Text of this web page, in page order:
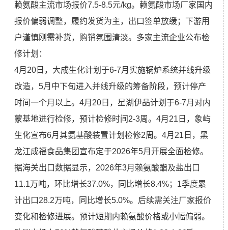
赖氨酸主流市场报价7.5-8.5元/kg。赖氨酸市场厂家国内
报价偏弱调整，履约发货为主，出口签单放缓；下游用
户谨慎刚需补货，购销氛围清淡。多家主流企业公布检
修计划：
4月20日，大成生化计划于6-7月实施锅炉系统并线升级
改造，5月中下旬进入并线升级的筹备阶段，预计停产
时间一个月以上。4月20日，星湖伊品计划于6-7月对内
蒙基地进行检修，预计检修时间2-3周。4月21日，象屿
生化宣布6月其氨基酸装置计划检修2周。4月21日，黑
龙江成福食品集团宣布定于2026年5月开展全面检修。
据海关出口数据显示，2026年3月赖氨酸酯及盐出口
11.1万吨，环比增长37.0%，同比增长8.4%；1季度累
计出口28.2万吨，同比增长5.0%。后续需关注厂家报价
变化和检修进展。预计短期内赖氨酸价格或小幅偏弱。